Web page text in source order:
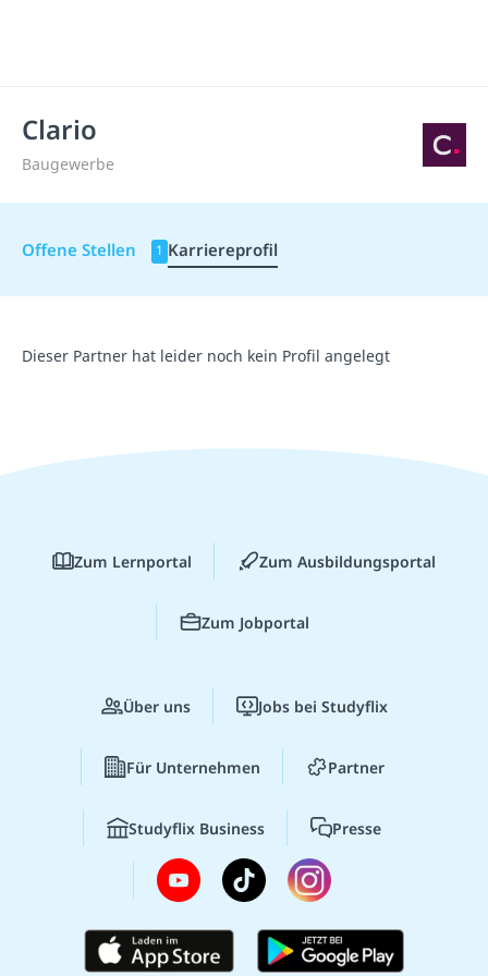
Clario
Baugewerbe
Offene Stellen 1 Karriereprofil
Dieser Partner hat leider noch kein Profil angelegt
Zum Lernportal Zum Ausbildungsportal
Zum Jobportal
Über uns Jobs bei Studyflix
Für Unternehmen Partner
Studyflix Business Presse